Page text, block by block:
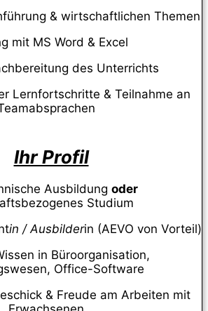
& wirtschaftlichen Themen
mit MS Word & Excel
des Unterrichts
Lernfortschritte & Teilnahme an
Ihr Profil
Ausbildung oder
Studium
in / Ausbilderin (AEVO von Vorteil)
in Büroorganisation,
Office-Software
& Freude am Arbeiten mit